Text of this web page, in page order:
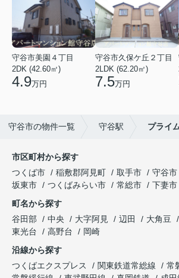
守谷市美園４丁目
2DK (42.60㎡)
4.9万円
守谷市久保ケ丘２丁目
2LDK (62.20㎡)
7.5万円
守谷市の物件一覧 守谷駅 プライ
市区町村から探す
つくば市
稲敷郡阿見町 取手市 守谷市
坂東市
つくばみらい市 常総市 下妻市
町名から探す
谷田部
中央 大字阿見 辺田 大角豆
東光台
高野台
岡崎
沿線から探す
つくばエクスプレス
関東鉄道常総線 常